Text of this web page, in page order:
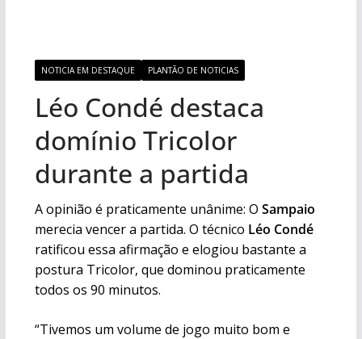
NOTICIA EM DESTAQUE PLANTÃO DE NOTICIAS
Léo Condé destaca
domínio Tricolor
durante a partida
A opinião é praticamente unânime: O Sampaio
merecia vencer a partida. O técnico Léo Condé
ratificou essa afirmação e elogiou bastante a
postura Tricolor, que dominou praticamente
todos os 90 minutos.
“Tivemos um volume de jogo muito bom e